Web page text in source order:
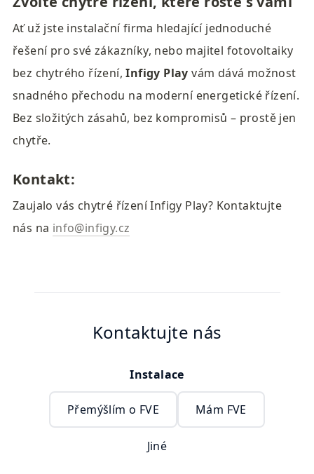
Ať už jste instalační firma hledající jednoduché
řešení pro své zákazníky, nebo majitel fotovoltaiky
bez chytrého řízení, Infigy Play vám dává možnost
snadného přechodu na moderní energetické řízení.
Bez složitých zásahů, bez kompromisů – prostě jen
chytře.
Kontakt:
Zaujalo vás chytré řízení Infigy Play? Kontaktujte
nás na info@infigy.cz
Kontaktujte nás
Instalace
Přemýšlím o FVE Mám FVE
Jiné